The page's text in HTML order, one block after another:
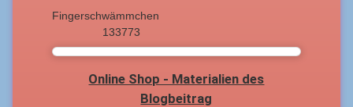
Fingerschwämmchen
133773
Online Shop - Materialien des
Blogbeitrag